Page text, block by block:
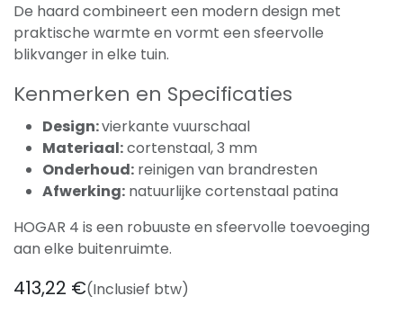
De haard combineert een modern design met
praktische warmte en vormt een sfeervolle
blikvanger in elke tuin.
Kenmerken en Specificaties
Design:vierkante vuurschaal
Materiaal:cortenstaal, 3 mm
Onderhoud: reinigen van brandresten
Afwerking: natuurlijke cortenstaal patina
HOGAR 4 is een robuuste en sfeervolle toevoeging
aan elke buitenruimte.
413,22 €(Inclusief btw)